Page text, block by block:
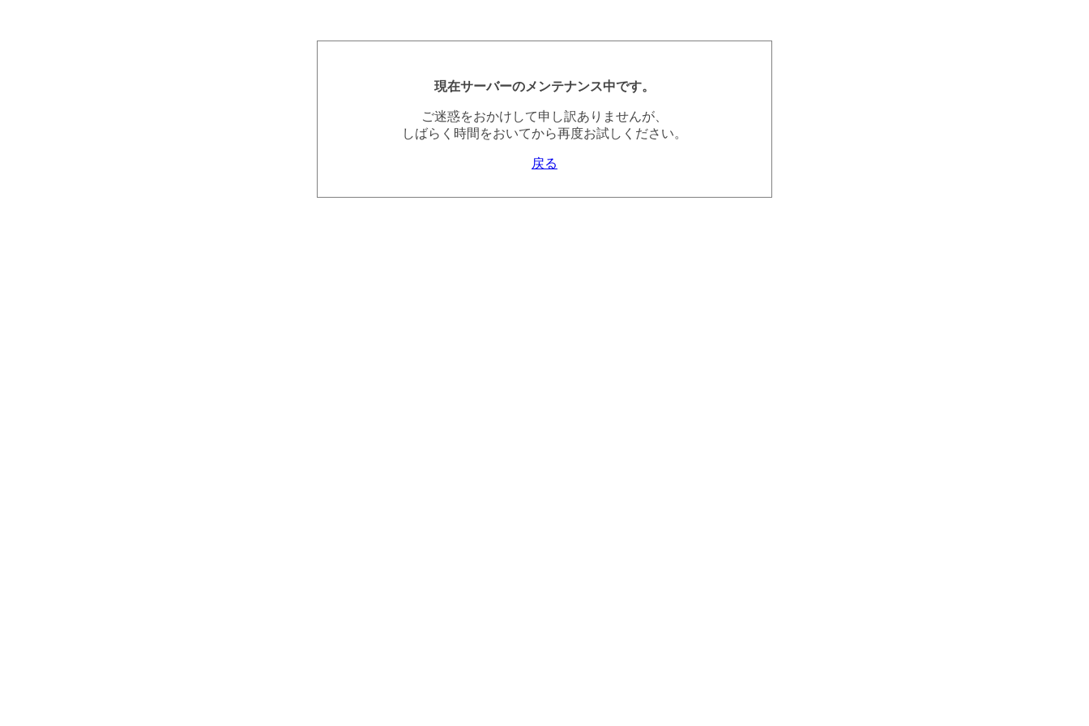
現在サーバーのメンテナンス中です。
ご迷惑をおかけして申し訳ありませんが、
しばらく時間をおいてから再度お試しください。
戻る